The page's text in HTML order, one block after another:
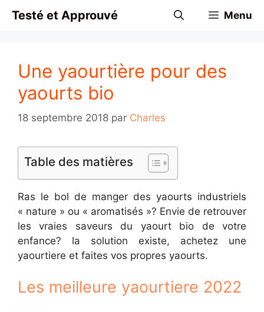
Testé et Approuvé Menu
Une yaourtière pour des
yaourts bio
18 septembre 2018 par Charles
Table des matières
Ras le bol de manger des yaourts industriels
« nature » ou « aromatisés »? Envie de retrouver
les vraies saveurs du yaourt bio de votre
enfance? la solution existe, achetez une
yaourtiere et faites vos propres yaourts.
Les meilleure yaourtiere 2022